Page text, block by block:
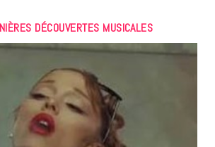
DÉCOUVERTES MUSICALES